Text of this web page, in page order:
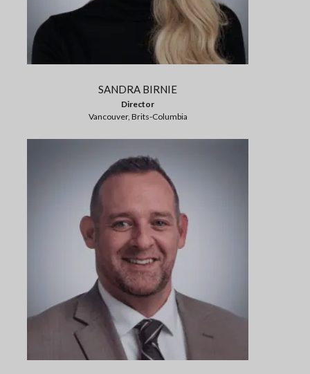
SANDRA BIRNIE
Director
Vancouver, Brits-Columbia